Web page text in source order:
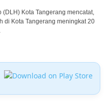
Kota Tangerang mencatat,
di Kota Tangerang meningkat 20